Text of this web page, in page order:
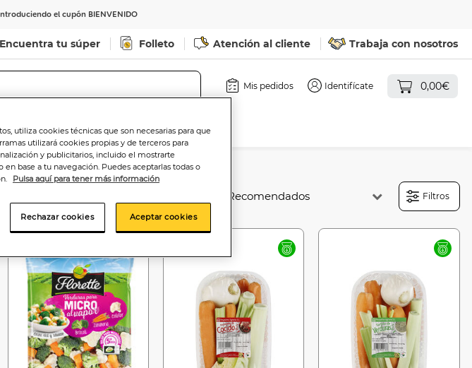
el cupón BIENVENIDO
Encuentra tu súper Folleto Atención al cliente Trabaja con nosotros
Mis pedidos Identifícate 0,00€
Filtros
utiliza cookies técnicas que son necesarias para que
utilizará cookies propias y de terceros para
y publicitarios, incluido el mostrarte
base a tu navegación. Puedes aceptarlas todas o
Pulsa aquí para tener más información
Rechazar cookies Aceptar cookies